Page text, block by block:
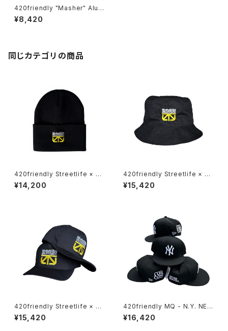
420friendly "Masher" Alum
inum Grinder / 歯のない革命
的なハーブグラインダー (カラー
¥8,420
同じカテゴリの商品
420friendly Streetlife × Th
e Seventh Letter Limited C
apsule 【数量限定】
¥14,200
420friendly Streetlife × Th
e Seventh Letter Limited C
apsule 【数量限定】
¥15,420
420friendly Streetlife × Th
e Seventh Letter Limited C
apsule 【数量限定】
¥15,420
420friendly MQ - N.Y. NEW
ERA HAT “MAKE TAGZ GRE
AT AGAIN” MQ THROWUP
¥16,420